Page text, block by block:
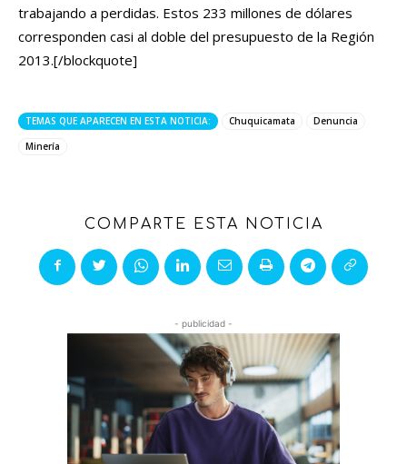
trabajando a perdidas. Estos 233 millones de dólares
corresponden casi al doble del presupuesto de la Región
2013.[/blockquote]
TEMAS QUE APARECEN EN ESTA NOTICIA: Chuquicamata
Denuncia
Minería
COMPARTE ESTA NOTICIA
- publicidad -